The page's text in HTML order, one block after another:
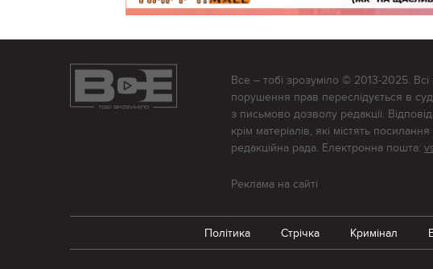
Все – тобі зрозуміло © 2013-2025.
порушення прав переслідується в
з письмово дозволу редакції.
крім матеріалів, які містять
редакційна рада. Електронна пошта:
Реклама на сайті
Політика Стрічка Кримінал